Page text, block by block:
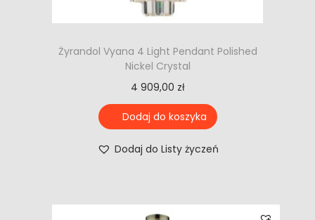
Żyrandol Vyana 4 Light Pendant Polished
Nickel Crystal
4 909,00 zł
Dodaj do koszyka
Dodaj do Listy życzeń